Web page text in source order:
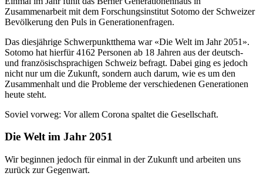
Zusammenarbeit mit dem Forschungsinstitut Sotomo der Schweizer
Bevölkerung den Puls in Generationenfragen.
Das diesjährige Schwerpunktthema war «Die Welt im Jahr 2051».
Sotomo hat hierfür 4162 Personen ab 18 Jahren aus der deutsch-
und französischsprachigen Schweiz befragt. Dabei ging es jedoch
nicht nur um die Zukunft, sondern auch darum, wie es um den
Zusammenhalt und die Probleme der verschiedenen Generationen
heute steht.
Soviel vorweg: Vor allem Corona spaltet die Gesellschaft.
Die Welt im Jahr 2051
Wir beginnen jedoch für einmal in der Zukunft und arbeiten uns
zurück zur Gegenwart.